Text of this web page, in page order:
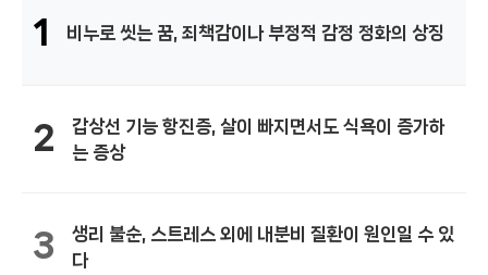
1 비누로 씻는 꿈, 죄책감이나 부정적 감정 정화의 상징
2
갑상선 기능 항진증, 살이 빠지면서도 식욕이 증가하
는 증상
3
생리 불순, 스트레스 외에 내분비 질환이 원인일 수 있
다